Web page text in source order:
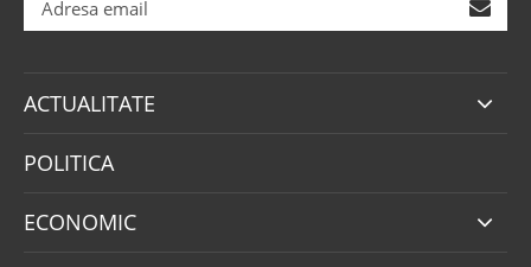
ACTUALITATE
POLITICA
ECONOMIC